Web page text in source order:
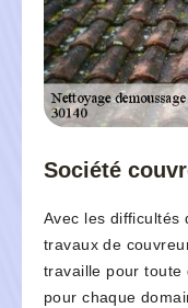
Société
Avec les difficultés
travaux de
travaille pour toute
pour chaque